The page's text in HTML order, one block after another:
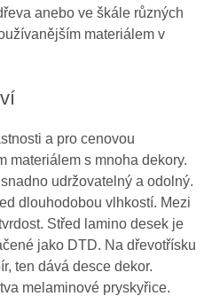
anebo ve škále různých
materiálem v
a pro cenovou
materiálem s mnoha dekory.
udržovatelný a odolný.
dlouhodobou vlhkostí. Mezi
Střed lamino desek je
jako DTD. Na dřevotřísku
ten dává desce dekor.
melaminové pryskyřice.